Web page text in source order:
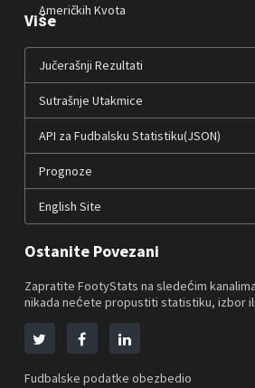
Američkih Kvota
Više
Jučerašnji Rezultati
Sutrašnje Utakmice
API za Fudbalsku Statistiku(JSON)
Prognoze
English Site
Ostanite Povezani
Zapratite FootyStats na sledećim
nikada nećete propustiti statistiku, izbor
Fudbalske podatke obezbedio